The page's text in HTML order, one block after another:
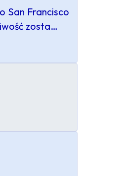
San Francisco
zosta…